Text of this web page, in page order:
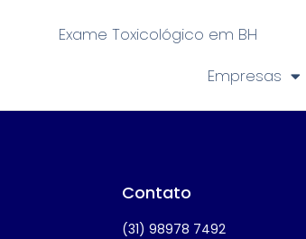
Exame Toxicológico em BH
Empresas
Contato
(31) 98978 7492